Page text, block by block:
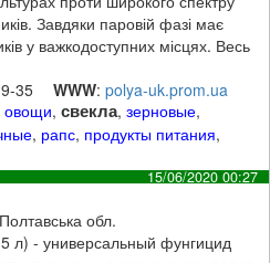
Завдяки паровій фазі має
у важкодоступних місцях. Весь
35 WWW:polya-uk.prom.ua
овощи,свекла,зерновые,
, рапс, продукты питания,
15/06/2020 00:27
обл.
л) - универсальный фунгицид